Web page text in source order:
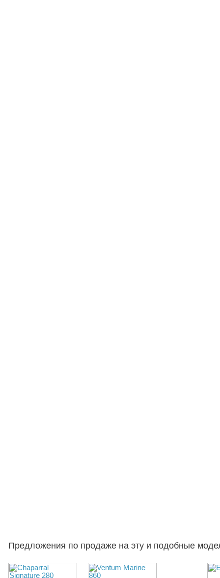
Предложения по продаже на эту и подобные